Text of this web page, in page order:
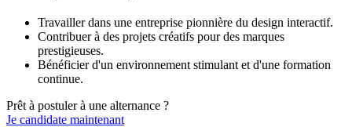
Travailler dans une entreprise pionnière du design interactif.
Contribuer à des projets créatifs pour des marques
prestigieuses.
Bénéficier d'un environnement stimulant et d'une formation
continue.
Prêt à postuler à une alternance ?
Je candidate maintenant